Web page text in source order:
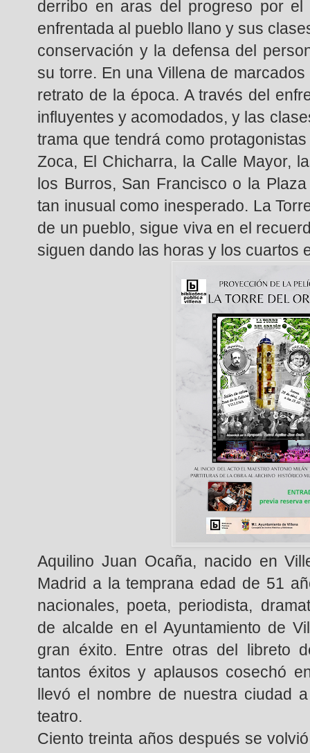
derribo en aras del progreso por
enfrentada al pueblo llano y sus
conservación y la defensa del
su torre. En una Villena de
retrato de la época. A través del
influyentes y acomodados, y las
trama que tendrá como
Zoca, El Chicharra, la Calle Mayor,
los Burros, San Francisco o la
tan inusual como inesperado. La
de un pueblo, sigue viva en el
siguen dando las horas y los cuartos
Aquilino Juan Ocaña, nacido en
Madrid a la temprana edad de 51
nacionales, poeta, periodista,
de alcalde en el Ayuntamiento de
gran éxito. Entre otras del libreto
tantos éxitos y aplausos cosechó
llevó el nombre de nuestra ciudad
teatro.
Ciento treinta años después se